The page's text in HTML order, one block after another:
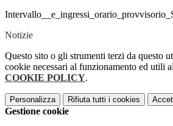
Notizie
Questo sito o gli strumenti terzi da questo
cookie necessari al funzionamento ed utili
COOKIE POLICY.
Personalizza Rifiuta tutti i cookies
Gestione cookie